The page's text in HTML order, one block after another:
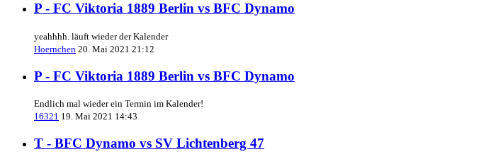
P - FC Viktoria 1889 Berlin vs BFC Dynamo
yeahhhh. läuft wieder der Kalender
Hoernchen 20. Mai 2021 21:12
P - FC Viktoria 1889 Berlin vs BFC Dynamo
Endlich mal wieder ein Termin im Kalender!
16321 19. Mai 2021 14:43
T - BFC Dynamo vs SV Lichtenberg 47